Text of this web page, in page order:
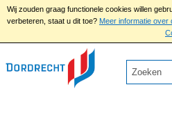
Wij zouden graag functionele cookies willen
verbeteren, staat u dit toe? Meer informatie over